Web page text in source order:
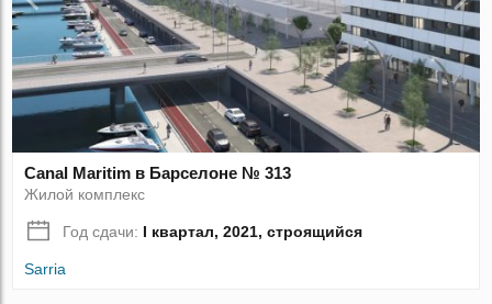
Canal Maritim в Барселоне № 313
Жилой комплекс
Год сдачи: I квартал, 2021, строящийся
Sarria